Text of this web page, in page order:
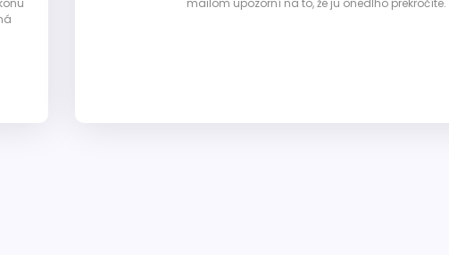
mailom upozorní na to, že ju onedlho prekročíte.